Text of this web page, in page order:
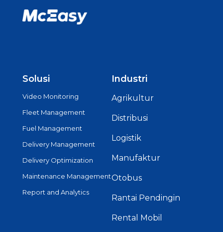
Solusi
Video Monitoring
Fleet Management
Fuel Management
Delivery Management
Delivery Optimization
Maintenance Management
Report and Analytics
Industri
Agrikultur
Distribusi
Logistik
Manufaktur
Otobus
Rantai Pendingin
Rental Mobil